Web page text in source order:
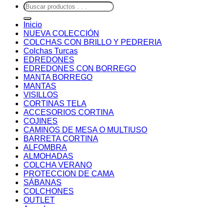
Buscar
por:
Inicio
NUEVA COLECCIÓN
COLCHAS CON BRILLO Y PEDRERIA
Colchas Turcas
EDREDONES
EDREDONES CON BORREGO
MANTA BORREGO
MANTAS
VISILLOS
CORTINAS TELA
ACCESORIOS CORTINA
COJINES
CAMINOS DE MESA O MULTIUSO
BARRETA CORTINA
ALFOMBRA
ALMOHADAS
COLCHA VERANO
PROTECCION DE CAMA
SÁBANAS
COLCHONES
OUTLET